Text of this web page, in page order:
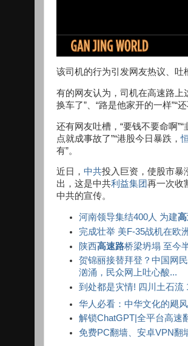
该司机的行为引发网友热议、吐
有的网友认为，司机在高速路上
换车了”、“路是他家开的一样”“还
还有网友吐槽，“要钱不要命啊
点就成事故了”“港股今日暴跌，
有”。
近日， 中共投入巨资，使股市暴
出，这是中共利益集团再一次收
中共的宣传。
河南领导集结400人 为建
完成壮举 美F-35战机在欧
陕西高速路桥梁坍塌 至今
贺锦丽接替拜登？中国网
汹涌，民众网上吐心酸...
到处都是灾情! 四川土石流
华人必看：中华文化的飓
解锁ChatGPT|全平台高速
免费PC翻墙、安卓VPN翻